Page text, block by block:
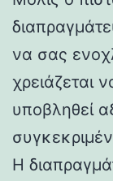
να σας
χρειάζεται
υποβληθεί
Η